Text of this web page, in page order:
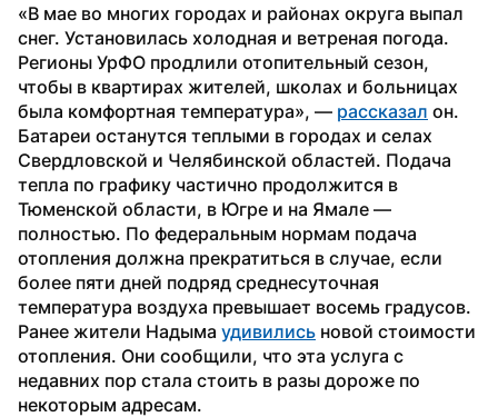
«В мае во многих городах и районах округа выпал
снег. Установилась холодная и ветреная погода.
Регионы УрФО продлили отопительный сезон,
чтобы в квартирах жителей, школах и больницах
была комфортная температура», — рассказал он.
Батареи останутся теплыми в городах и селах
Свердловской и Челябинской областей. Подача
тепла по графику частично продолжится в
Тюменской области, в Югре и на Ямале —
полностью. По федеральным нормам подача
отопления должна прекратиться в случае, если
более пяти дней подряд среднесуточная
температура воздуха превышает восемь градусов.
Ранее жители Надыма удивились новой стоимости
отопления. Они сообщили, что эта услуга с
недавних пор стала стоить в разы дороже по
некоторым адресам.